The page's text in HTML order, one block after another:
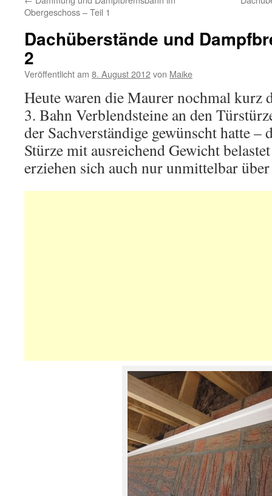
Obergeschoss – Teil 1
Dachüberstände und
2
Veröffentlicht am 8. August 2012von Maike
Heute waren die Maurer nochmal kurz
3. Bahn Verblendsteine an den
der Sachverständige gewünscht hatte –
Stürze mit ausreichend Gewicht
erziehen sich auch nur unmittelbar